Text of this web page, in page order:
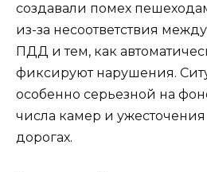
создавали помех
из-за несоответствия
ПДД и тем, как
фиксируют нарушения.
особенно серьезной на
числа камер и ужесточения
дорогах.